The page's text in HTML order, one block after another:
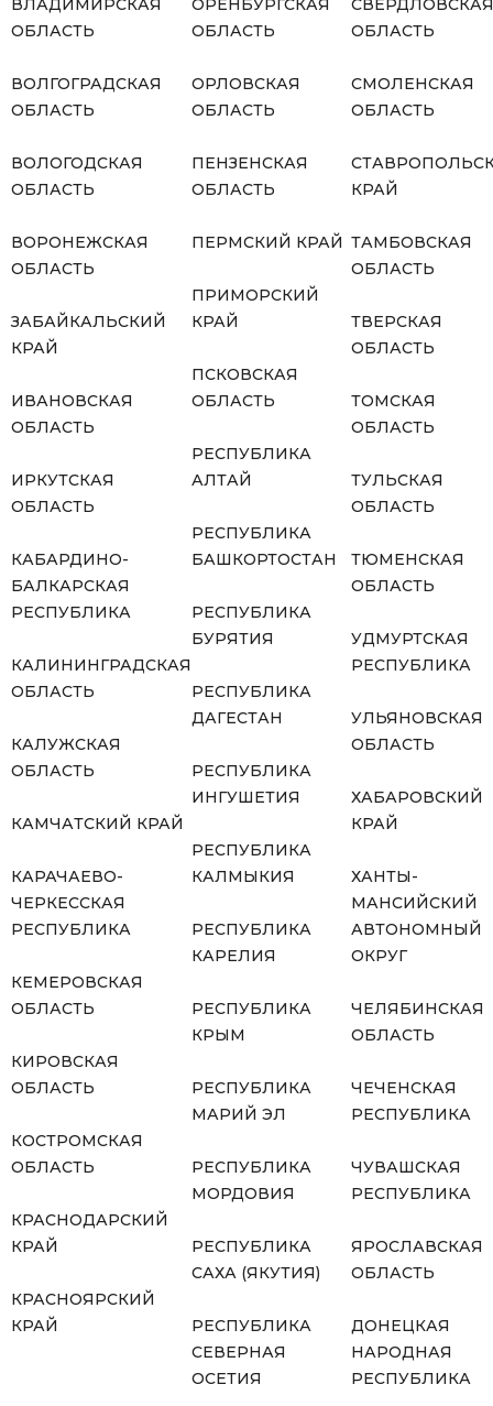
ОБЛАСТЬ
ВОЛГОГРАДСКАЯ
ОБЛАСТЬ
ВОЛОГОДСКАЯ
ОБЛАСТЬ
ВОРОНЕЖСКАЯ
ОБЛАСТЬ
ЗАБАЙКАЛЬСКИЙ
КРАЙ
ИВАНОВСКАЯ
ОБЛАСТЬ
ИРКУТСКАЯ
ОБЛАСТЬ
КАБАРДИНО-
БАЛКАРСКАЯ
РЕСПУБЛИКА
КАЛИНИНГРАДСКАЯ
ОБЛАСТЬ
КАЛУЖСКАЯ
ОБЛАСТЬ
КАМЧАТСКИЙ КРАЙ
КАРАЧАЕВО-
ЧЕРКЕССКАЯ
РЕСПУБЛИКА
КЕМЕРОВСКАЯ
ОБЛАСТЬ
КИРОВСКАЯ
ОБЛАСТЬ
КОСТРОМСКАЯ
ОБЛАСТЬ
КРАСНОДАРСКИЙ
КРАЙ
КРАСНОЯРСКИЙ
КРАЙ
ОБЛАСТЬ
ОРЛОВСКАЯ
ОБЛАСТЬ
ПЕНЗЕНСКАЯ
ОБЛАСТЬ
ПЕРМСКИЙ КРАЙ
ПРИМОРСКИЙ
КРАЙ
ПСКОВСКАЯ
ОБЛАСТЬ
РЕСПУБЛИКА
АЛТАЙ
РЕСПУБЛИКА
БАШКОРТОСТАН
РЕСПУБЛИКА
БУРЯТИЯ
РЕСПУБЛИКА
ДАГЕСТАН
РЕСПУБЛИКА
ИНГУШЕТИЯ
РЕСПУБЛИКА
КАЛМЫКИЯ
РЕСПУБЛИКА
КАРЕЛИЯ
РЕСПУБЛИКА
КРЫМ
РЕСПУБЛИКА
МАРИЙ ЭЛ
РЕСПУБЛИКА
МОРДОВИЯ
РЕСПУБЛИКА
САХА (ЯКУТИЯ)
РЕСПУБЛИКА
СЕВЕРНАЯ
ОСЕТИЯ
ОБЛАСТЬ
СМОЛЕНСКАЯ
ОБЛАСТЬ
КРАЙ
ТАМБОВСКАЯ
ОБЛАСТЬ
ТВЕРСКАЯ
ОБЛАСТЬ
ТОМСКАЯ
ОБЛАСТЬ
ТУЛЬСКАЯ
ОБЛАСТЬ
ТЮМЕНСКАЯ
ОБЛАСТЬ
УДМУРТСКАЯ
РЕСПУБЛИКА
УЛЬЯНОВСКАЯ
ОБЛАСТЬ
ХАБАРОВСКИЙ
КРАЙ
ХАНТЫ-
МАНСИЙСКИЙ
АВТОНОМНЫЙ
ОКРУГ
ЧЕЛЯБИНСКАЯ
ОБЛАСТЬ
ЧЕЧЕНСКАЯ
РЕСПУБЛИКА
ЧУВАШСКАЯ
РЕСПУБЛИКА
ЯРОСЛАВСКАЯ
ОБЛАСТЬ
ДОНЕЦКАЯ
НАРОДНАЯ
РЕСПУБЛИКА